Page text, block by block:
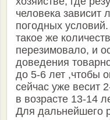
человека зависит
погодных
такое же
перезимовало, и
доведения
до 5-6 лет ,чтобы
сейчас уже весит
в возрасте 13-14
Для дальнейшего